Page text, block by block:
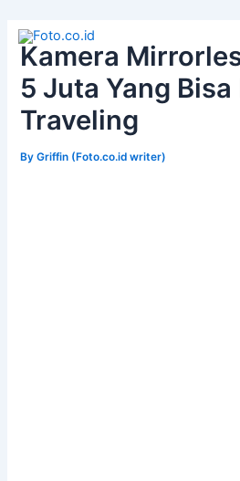
contentKamera
5 Juta Yang
Traveling
ByGriffin (Foto.co.id writer)